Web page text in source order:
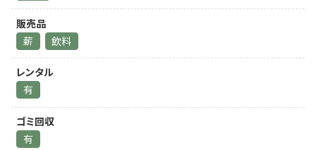
販売品
薪
飲料
レンタル
有
ゴミ回収
有